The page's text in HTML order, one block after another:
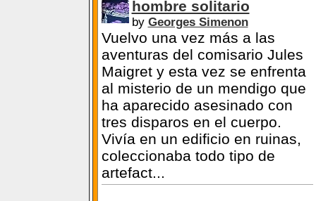
byGeorges Simenon
Vuelvo una vez más a las
aventuras del comisario Jules
Maigret y esta vez se enfrenta
al misterio de un mendigo que
ha aparecido asesinado con
tres disparos en el cuerpo.
Vivía en un edificio en ruinas,
coleccionaba todo tipo de
artefact...